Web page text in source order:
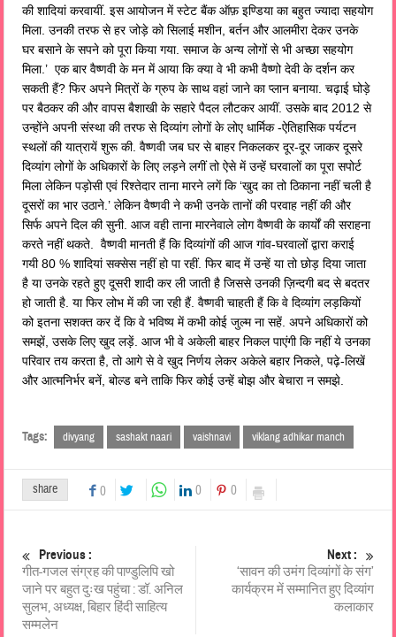
की शादियां करवायीं. इस आयोजन में स्टेट बैंक ऑफ़ इण्डिया का बहुत ज्यादा सहयोग
मिला. उनकी तरफ से हर जोड़े को सिलाई मशीन, बर्तन और आलमीरा देकर उनके
घर बसाने के सपने को पूरा किया गया. समाज के अन्य लोगों से भी अच्छा सहयोग
मिला.’ एक बार वैष्णवी के मन में आया कि क्या वे भी कभी वैष्णो देवी के दर्शन कर
सकती हैं? फिर अपने मित्रों के ग्रुप के साथ वहां जाने का प्लान बनाया. चढ़ाई घोड़े
पर बैठकर की और वापस बैशाखी के सहारे पैदल लौटकर आयीं. उसके बाद 2012 से
उन्होंने अपनी संस्था की तरफ से दिव्यांग लोगों के लोए धार्मिक -ऐतिहासिक पर्यटन
स्थलों की यात्रायें शुरू की. वैष्णवी जब घर से बाहर निकलकर दूर-दूर जाकर दूसरे
दिव्यांग लोगों के अधिकारों के लिए लड़ने लगीं तो ऐसे में उन्हें घरवालों का पूरा सपोर्ट
मिला लेकिन पड़ोसी एवं रिश्तेदार ताना मारने लगें कि ‘खुद का तो ठिकाना नहीं चली है
दूसरों का भार उठाने.’ लेकिन वैष्णवी ने कभी उनके तानों की परवाह नहीं की और
सिर्फ अपने दिल की सुनी. आज वही ताना मारनेवाले लोग वैष्णवी के कार्यों की सराहना
करते नहीं थकते. वैष्णवी मानती हैं कि दिव्यांगों की आज गांव-घरवालों द्वारा कराई
गयी 80 % शादियां सक्सेस नहीं हो पा रहीं. फिर बाद में उन्हें या तो छोड़ दिया जाता
है या उनके रहते हुए दूसरी शादी कर ली जाती है जिससे उनकी ज़िन्दगी बद से बदतर
हो जाती है. या फिर लोभ में की जा रही हैं. वैष्णवी चाहती हैं कि वे दिव्यांग लड़कियों
को इतना सशक्त कर दें कि वे भविष्य में कभी कोई जुल्म ना सहें. अपने अधिकारों को
समझें, उसके लिए खुद लड़ें. आज भी वे अकेली बाहर निकल पाएंगी कि नहीं ये उनका
परिवार तय करता है, तो आगे से वे खुद निर्णय लेकर अकेले बहार निकले, पढ़े-लिखें
और आत्मनिर्भर बनें, बोल्ड बने ताकि फिर कोई उन्हें बोझ और बेचारा न समझे.
Tags: divyang sashakt naari vaishnavi viklang adhikar manch
share 0 0 0
Previous :
गीत-गजल संग्रह की पाण्डुलिपि खो
जाने पर बहुत दुःख पहुंचा : डॉ. अनिल
सुलभ, अध्यक्ष, बिहार हिंदी साहित्य
सम्मलेन
Next :
‘सावन की उमंग दिव्यांगों के संग’
कार्यक्रम में सम्मानित हुए दिव्यांग
कलाकार